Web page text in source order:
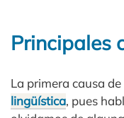
Principales
La primera causa
lingüística, pues